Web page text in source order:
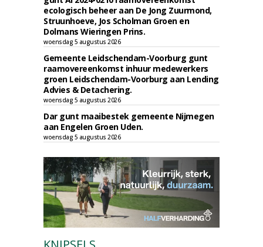
ecologisch beheer aan De Jong Zuurmond,
Struunhoeve, Jos Scholman Groen en
Dolmans Wieringen Prins.
woensdag 5 augustus 2026
Gemeente Leidschendam-Voorburg gunt
raamovereenkomst inhuur medewerkers
groen Leidschendam-Voorburg aan Lending
Advies & Detachering.
woensdag 5 augustus 2026
Dar gunt maaibestek gemeente Nijmegen
aan Engelen Groen Uden.
woensdag 5 augustus 2026